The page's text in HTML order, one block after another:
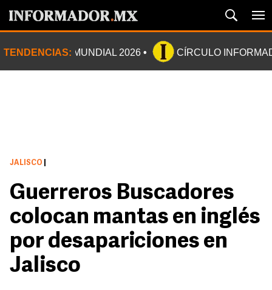
TENDENCIAS: MUNDIAL 2026 CÍRCULO
JALISCO
Guerreros Buscadores
colocan mantas en inglés
por desapariciones en
Jalisco